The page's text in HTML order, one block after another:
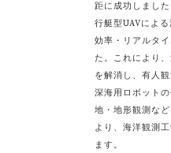
距に成功しまし
行艇型UAVによ
効率・リアルタ
た。これにより
を解消し、有人
深海用ロボット
地・地形観測な
より、海洋観測
ます。